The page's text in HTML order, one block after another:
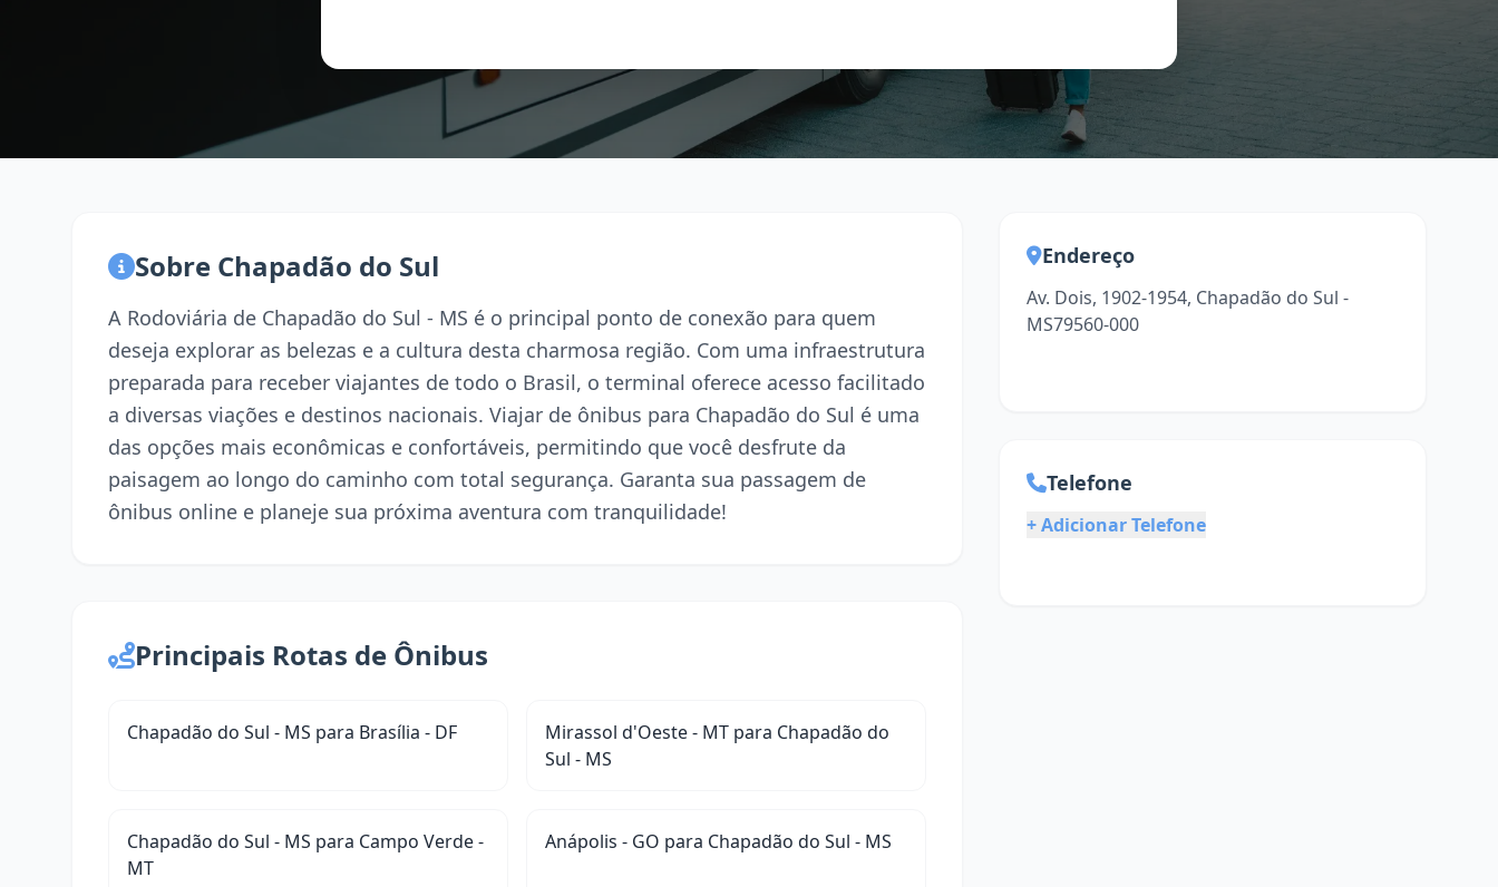
Sobre Chapadão do Sul
A Rodoviária de Chapadão do Sul - MS é o principal ponto de conexão para quem
deseja explorar as belezas e a cultura desta charmosa região. Com uma infraestrutura
preparada para receber viajantes de todo o Brasil, o terminal oferece acesso facilitado
a diversas viações e destinos nacionais. Viajar de ônibus para Chapadão do Sul é uma
das opções mais econômicas e confortáveis, permitindo que você desfrute da
paisagem ao longo do caminho com total segurança. Garanta sua passagem de
ônibus online e planeje sua próxima aventura com tranquilidade!
Principais Rotas de Ônibus
Chapadão do Sul - MS para Brasília - DF
Mirassol d'Oeste - MT para Chapadão do
Sul - MS
Chapadão do Sul - MS para Campo Verde -
MT
Anápolis - GO para Chapadão do Sul - MS
Endereço
Av. Dois, 1902-1954, Chapadão do Sul -
MS79560-000
Telefone
+ Adicionar Telefone